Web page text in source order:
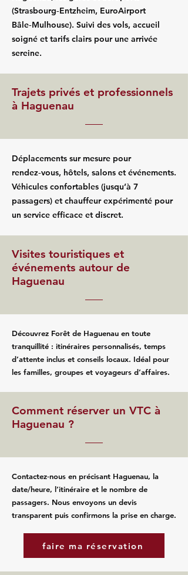
(Strasbourg‑Entzheim, EuroAirport
Bâle‑Mulhouse). Suivi des vols, accueil
soigné et tarifs clairs pour une arrivée
sereine.
Trajets privés et professionnels
à Haguenau
Déplacements sur mesure pour
rendez‑vous, hôtels, salons et événements.
Véhicules confortables (jusqu’à 7
passagers) et chauffeur expérimenté pour
un service efficace et discret.
Visites touristiques et
événements autour de
Haguenau
Découvrez Forêt de Haguenau en toute
tranquillité : itinéraires personnalisés, temps
d’attente inclus et conseils locaux. Idéal pour
les familles, groupes et voyageurs d’affaires.
Comment réserver un VTC à
Haguenau ?
Contactez‑nous en précisant Haguenau, la
date/heure, l’itinéraire et le nombre de
passagers. Nous envoyons un devis
transparent puis confirmons la prise en charge.
faire ma réservation